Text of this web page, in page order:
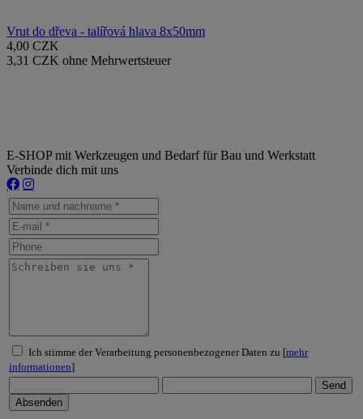
Vrut do dřeva - talířová hlava 8x50mm
4,00 CZK
3,31 CZK ohne Mehrwertsteuer
E-SHOP mit Werkzeugen und Bedarf für Bau und Werkstatt
Verbinde dich mit uns
Ich stimme der Verarbeitung personenbezogener Daten zu [mehr
informationen]